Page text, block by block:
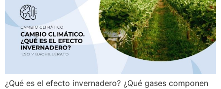
¿Qué es el efecto invernadero? ¿Qué gases componen